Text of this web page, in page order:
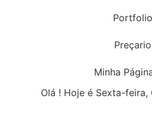
Portfolio
Preçario
Minha
Olá ! Hoje é Sexta-